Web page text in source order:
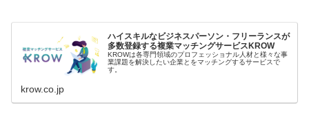
ハイスキルなビジネスパーソン・フリーランスが
多数登録する複業マッチングサービスKROW
KROWは各専門領域のプロフェッショナル人材と様々な事
業課題を解決したい企業とをマッチングするサービスで
す。
krow.co.jp